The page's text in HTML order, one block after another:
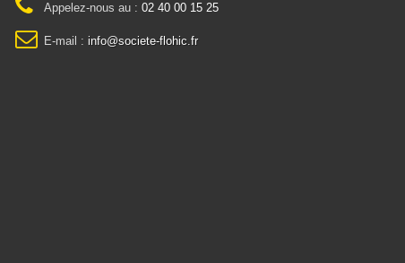
Appelez-nous au : 02 40 00 15 25
E-mail : info@societe-flohic.fr